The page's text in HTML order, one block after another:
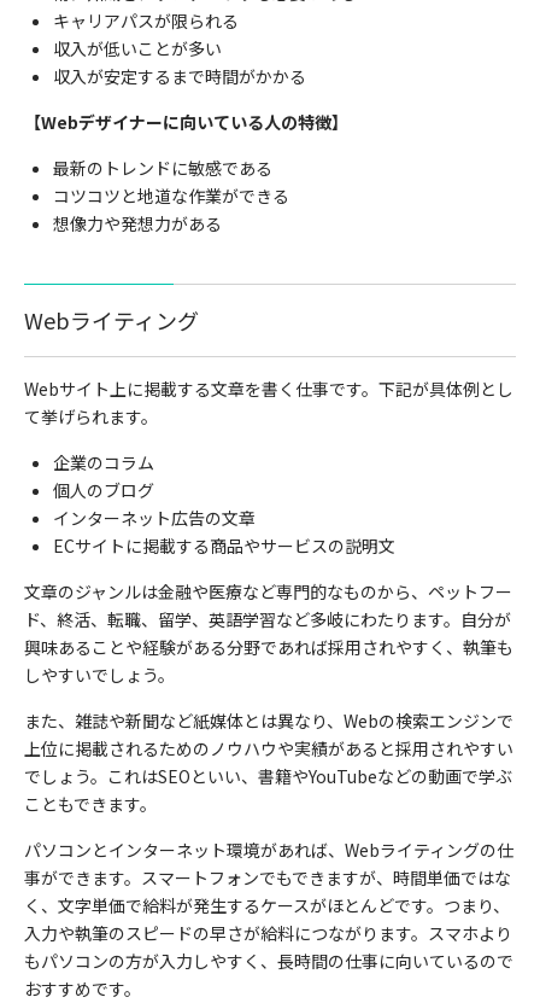
キャリアパスが限られる
収入が低いことが多い
収入が安定するまで時間がかかる
【Webデザイナーに向いている人の特徴】
最新のトレンドに敏感である
コツコツと地道な作業ができる
想像力や発想力がある
Webライティング
Webサイト上に掲載する文章を書く仕事です。下記が具体例とし
て挙げられます。
企業のコラム
個人のブログ
インターネット広告の文章
ECサイトに掲載する商品やサービスの説明文
文章のジャンルは金融や医療など専門的なものから、ペットフー
ド、終活、転職、留学、英語学習など多岐にわたります。自分が
興味あることや経験がある分野であれば採用されやすく、執筆も
しやすいでしょう。
また、雑誌や新聞など紙媒体とは異なり、Webの検索エンジンで
上位に掲載されるためのノウハウや実績があると採用されやすい
でしょう。これはSEOといい、書籍やYouTubeなどの動画で学ぶ
こともできます。
パソコンとインターネット環境があれば、 Webライティングの仕
事ができます。スマートフォンでもできますが、時間単価ではな
く、文字単価で給料が発生するケースがほとんどです。つまり、
入力や執筆のスピードの早さが給料につながります。スマホより
もパソコンの方が入力しやすく、長時間の仕事に向いているので
おすすめです。